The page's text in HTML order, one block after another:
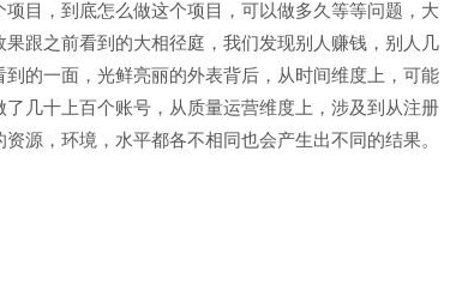
目，到底怎么做这个项目，可以做多久等等问题，大
跟之前看到的大相径庭，我们发现别人赚钱，别人几
的一面，光鲜亮丽的外表背后，从时间维度上，可能
几十上百个账号，从质量运营维度上，涉及到从注册
源，环境，水平都各不相同也会产生出不同的结果。